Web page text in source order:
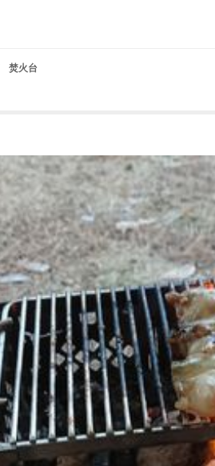
焚火台